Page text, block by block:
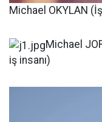
Michael OKYLAN
Michael
iş insanı)